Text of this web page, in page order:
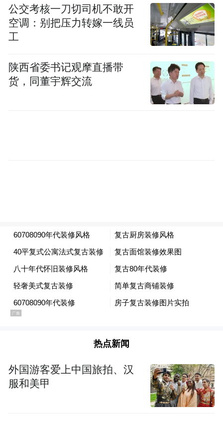
着预设路线平稳穿梭，将物料精准输送到各
个工位。在这个国内首个动力总成高端数控
加工装备国产化与智能制造集成验证基地
正在有条不紊地完成航空航天发动机核心部
件、汽车动力总成的精密加工。
优质制造。
公交考核一刀切司机不敢开
空调：别把压力转嫁一线员
工
陕西省委书记观摩直播带
货，同董宇辉交流
热点新闻
外国游客爱上中国旅拍、汉
服和美甲